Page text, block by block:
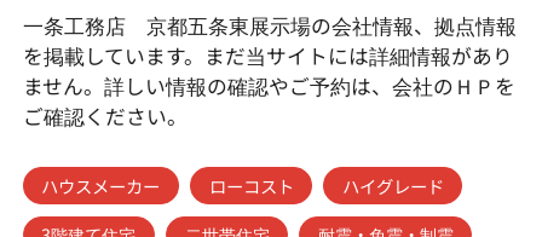
一条工務店 京都五条東展示場の会社情報、拠点情報
を掲載しています。まだ当サイトには詳細情報があり
ません。詳しい情報の確認やご予約は、会社のＨＰを
ご確認ください。
ハウスメーカー ローコスト
ハイグレード